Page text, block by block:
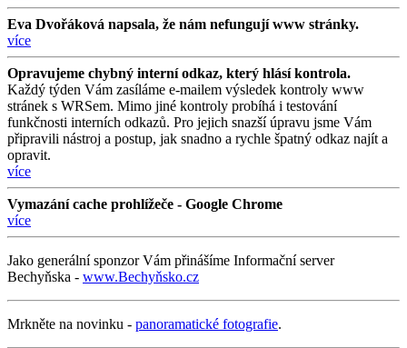
Eva Dvořáková napsala, že nám nefungují www stránky.
více
Opravujeme chybný interní odkaz, který hlásí kontrola.
Každý týden Vám zasíláme e-mailem výsledek kontroly www
stránek s WRSem. Mimo jiné kontroly probíhá i testování
funkčnosti interních odkazů. Pro jejich snazší úpravu jsme Vám
připravili nástroj a postup, jak snadno a rychle špatný odkaz najít a
opravit.
více
Vymazání cache prohlížeče - Google Chrome
více
Jako generální sponzor Vám přinášíme Informační server
Bechyňska - www.Bechyňsko.cz
Mrkněte na novinku - panoramatické fotografie.